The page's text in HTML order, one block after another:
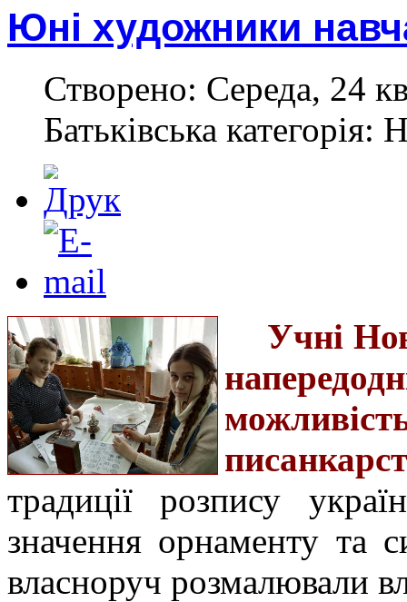
Юні художники
Створено: Середа, 24
Батьківська категорія:
Учні
традиції розпису
значення орнаменту та
власноруч розмалювали